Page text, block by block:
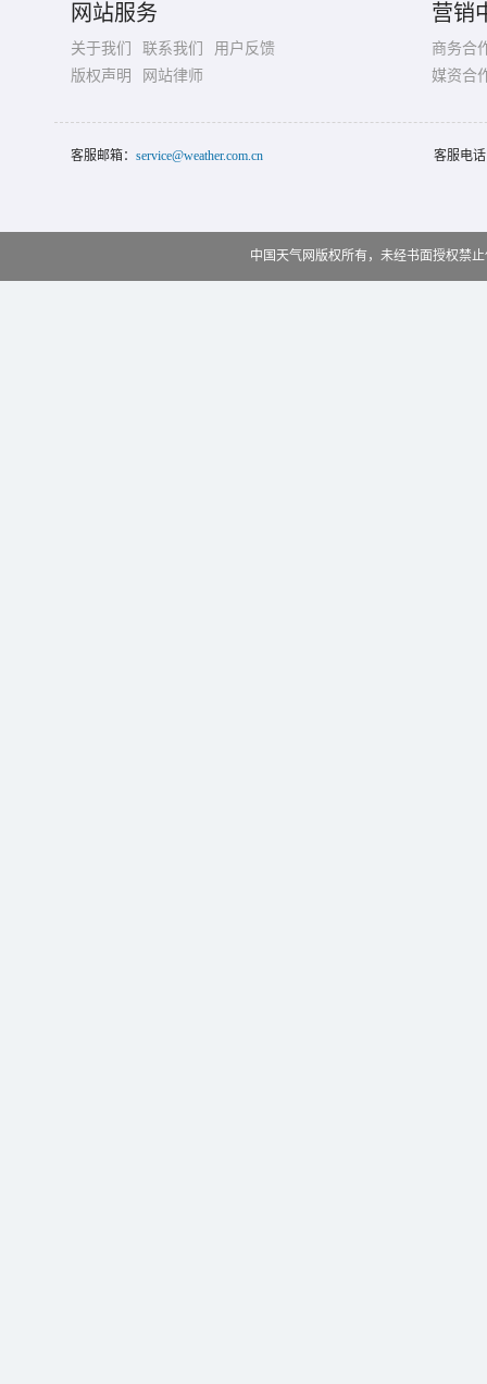
网站服务
关于我们 联系我们
用户反馈
版权声明
网站律师
营销
商务合
媒资合
客服邮箱： service@weather.com.cn 客服电
中国天气网版权所有，未经书面授权